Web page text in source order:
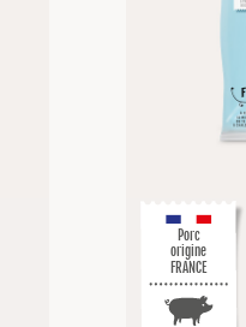
Porc
origine
FRANCE